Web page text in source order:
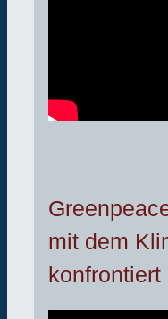
mit dem
konfrontiert